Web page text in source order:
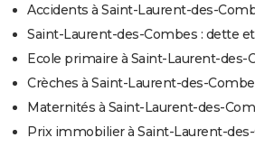
Accidents à Saint-Laurent-des-
Saint-Laurent-des-Combes : dette
Ecole primaire à Saint-Laurent-des-
Crèches à Saint-Laurent-des-
Maternités à Saint-Laurent-des-
Prix immobilier à Saint-Laurent-